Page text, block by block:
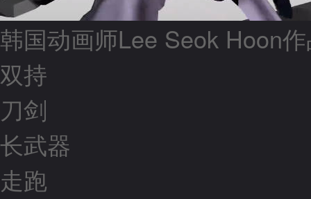
韩国动画师Lee Seok Hoon
双持
刀剑
长武器
走跑